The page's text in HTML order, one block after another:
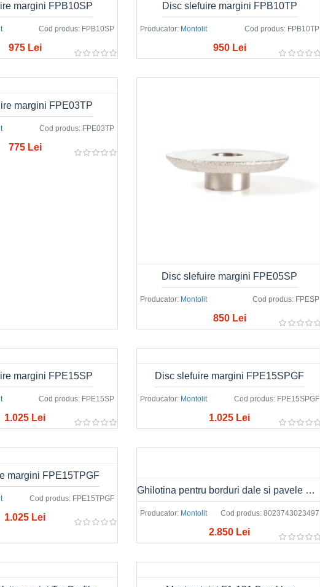
Cod produs: FPB10SP
margini FPB10SP
975 Lei
Producator: Montolit Cod produs: FPB10TP
Disc slefuire margini FPB10TP
950 Lei
Cod produs: FPE03TP
margini FPE03TP
775 Lei
Producator: Montolit Cod produs: FPESP
Disc slefuire margini FPE05SP
850 Lei
Cod produs: FPE15SP
margini FPE15SP
1.025 Lei
Producator: Montolit Cod produs: FPE15SPGF
Disc slefuire margini FPE15SPGF
1.025 Lei
Cod produs: FPE15TPGF
margini FPE15TPGF
1.025 Lei Producator: Montolit Cod produs: 8023743023497
Ghilotina pentru borduri dale si pavele MONTOLIT BLOCKUT 330/0-110mm
2.850 Lei